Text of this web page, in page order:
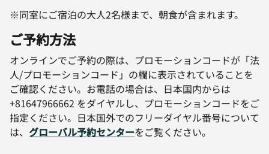
※同室にご宿泊の大人2名様まで、朝食が含まれます。
ご予約方法
オンラインでご予約の際は、プロモーションコードが「法
人/プロモーションコード」の欄に表示されていることを
ご確認ください。お電話の場合は、日本国内からは
+81647966662 をダイヤルし、プロモーションコードをご
指定ください。日本国外でのフリーダイヤル番号について
は、 グローバル予約センターをご覧ください。